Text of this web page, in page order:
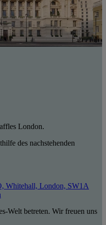
London.
des nachstehenden
Whitehall, London, SW1A
Welt betreten. Wir freuen uns